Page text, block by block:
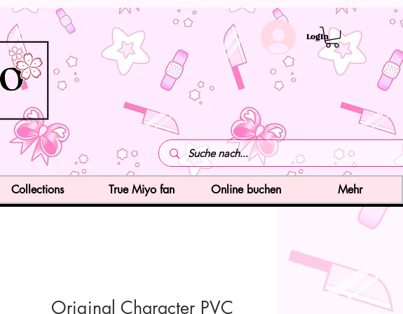
LogIn
Original Character PVC
Collections True Miyo fan Online buchen Mehr